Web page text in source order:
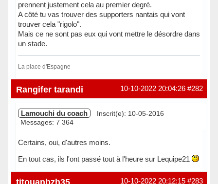
prennent justement cela au premier degré.
A côté tu vas trouver des supporters nantais qui vont
trouver cela "rigolo".
Mais ce ne sont pas eux qui vont mettre le désordre dans
un stade.
La place d'Espagne
Hors ligne #282
10-10-2022 20:04:26
Rangifer tarandi
Lamouchi du coach
Inscrit(e): 10-05-2016
Messages: 7 364
Certains, oui, d'autres moins.
En tout cas, ils l'ont passé tout à l'heure sur Lequipe21
Hors ligne #283
10-10-2022 20:12:15
titouanbzh35